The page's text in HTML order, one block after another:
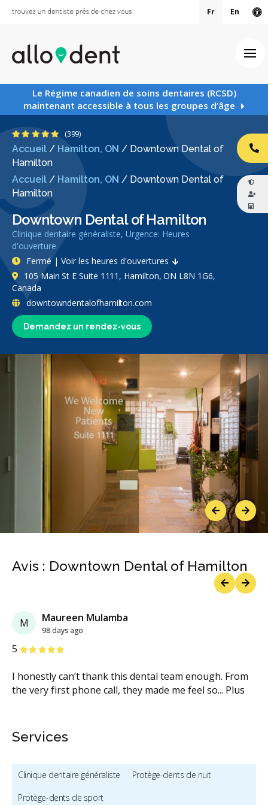
Fr En
Le Régime canadien de soins dentaires (RCSD)
maintenant accessible à tous les groupes d’âge
Accueil / Hamilton, ON / Downtown Dental of
Hamilton
Accueil / Hamilton, ON / Downtown Dental of
Hamilton
Downtown Dental of Hamilton
Clinique dentaire généraliste, Urgence: Heures
d'ouverture
4.8 étoiles
(399)
Demandez un rendez-vous
Fermé | Voir les heures d'ouvertures
105 Main St E Suite 1111, Hamilton, ON L8N 1G6,
Canada
downtowndentalofhamilton.com
PreviousNext
Avis : Downtown Dental of Hamilton
M Maureen Mulamba
98 days ago
5 étoiles
I honestly can’t thank this dental team enough. From
the very first phone call, they made me feel so... Plus
étoiles
étoiles
étoiles
étoiles
Services
Clinique dentaire généraliste
Protège-dents de nuit
Protège-dents de sport